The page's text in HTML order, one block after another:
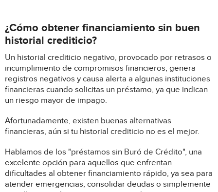
¿Cómo obtener financiamiento sin buen
historial crediticio?
Un historial crediticio negativo, provocado por retrasos o
incumplimiento de compromisos financieros, genera
registros negativos y causa alerta a algunas instituciones
financieras cuando solicitas un préstamo, ya que indican
un riesgo mayor de impago.
Afortunadamente, existen buenas alternativas
financieras, aún si tu historial crediticio no es el mejor.
Hablamos de los "préstamos sin Buró de Crédito", una
excelente opción para aquellos que enfrentan
dificultades al obtener financiamiento rápido, ya sea para
atender emergencias, consolidar deudas o simplemente